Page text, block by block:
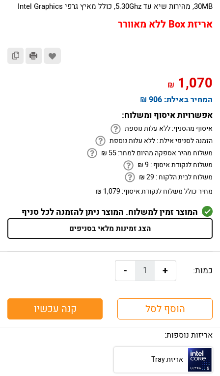
30MB, מהירות שיא עד 5.30Ghz, כולל מאיץ גרפי Intel Graphics
אריזת Box ללא מאוורר
₪
1,070
₪
המחיר באילת: 906 ₪
אפשרויות איסוף ומשלוח:
איסוף מהסניף:ללא עלות נוספת
הזמנה לסניפי אילת :ללא עלות נוספת
משלוח מהיר אספקה מהיום למחר:
₪ 55
משלוח לנקודת איסוף :
₪9
משלוח לבית הלקוח :
₪29
מחיר כולל משלוח לנקודת איסוף: 1,079 ₪
המוצר זמין למשלוח. המוצר ניתן להזמנה לכל סניף
הצג זמינות מלאי בסניפים
כמות: +
-
הוסף לסל קנה עכשיו
אריזות נוספות:
אריזת Tray